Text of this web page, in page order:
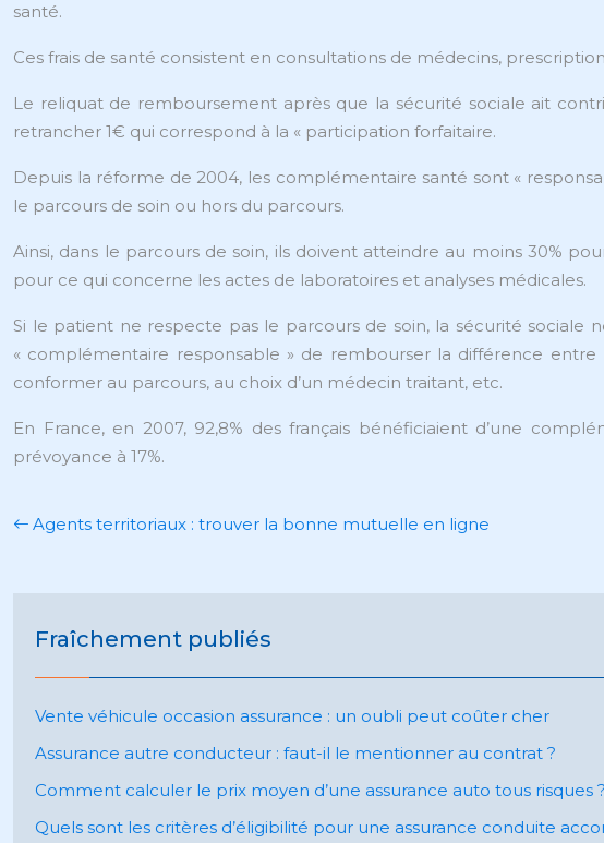
santé.
Ces frais de santé consistent en consultations de médecins,
Le reliquat de remboursement après que la sécurité sociale ait
retrancher 1€ qui correspond à la « participation forfaitaire.
Depuis la réforme de 2004, les complémentaire santé sont «
le parcours de soin ou hors du parcours.
Ainsi, dans le parcours de soin, ils doivent atteindre au moins 30%
pour ce qui concerne les actes de laboratoires et analyses médicales.
Si le patient ne respecte pas le parcours de soin, la sécurité sociale
« complémentaire responsable » de rembourser la différence
conformer au parcours, au choix d’un médecin traitant, etc.
En France, en 2007, 92,8% des français bénéficiaient d’une
prévoyance à 17%.
Agents territoriaux : trouver la bonne mutuelle en ligne
Fraîchement publiés
Vente véhicule occasion assurance : un oubli peut coûter cher
Assurance autre conducteur : faut-il le mentionner au contrat ?
Comment calculer le prix moyen d’une assurance auto tous risques ?
Quels sont les critères d’éligibilité pour une assurance conduite